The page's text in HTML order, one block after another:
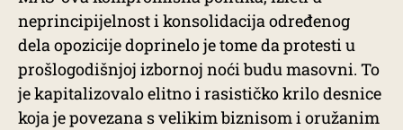
neprincipijelnost i konsolidacija određenog
dela opozicije doprinelo je tome da protesti u
prošlogodišnjoj izbornoj noći budu masovni. To
je kapitalizovalo elitno i rasističko krilo desnice
koja je povezana s velikim biznisom i oružanim